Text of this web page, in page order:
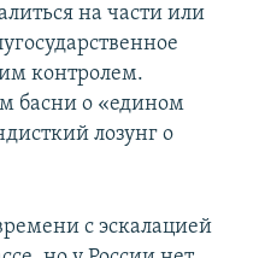
на части или
контролем.
басни о «едином
лозунг о
с эскалацией